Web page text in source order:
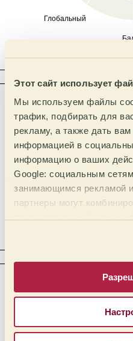
Этот сайт использует
Мы используем файлы
трафик, подбирать для
рекламу, а также дать
информацией в
информацию о ваших
Google: социальным
занимающимся рекламой
партнеры могут
Глобальный
Интенсивность
Низкая
Ниже среднего
Выше среднего
Высокая
Среднее
Полное